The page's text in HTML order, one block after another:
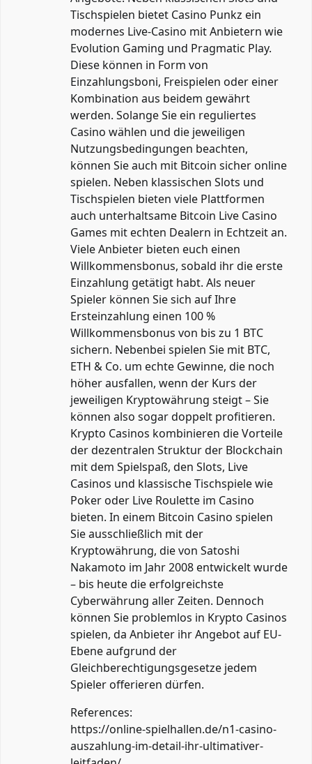
Tischspielen bietet Casino Punkz ein
modernes Live-Casino mit Anbietern wie
Evolution Gaming und Pragmatic Play.
Diese können in Form von
Einzahlungsboni, Freispielen oder einer
Kombination aus beidem gewährt
werden. Solange Sie ein reguliertes
Casino wählen und die jeweiligen
Nutzungsbedingungen beachten,
können Sie auch mit Bitcoin sicher online
spielen. Neben klassischen Slots und
Tischspielen bieten viele Plattformen
auch unterhaltsame Bitcoin Live Casino
Games mit echten Dealern in Echtzeit an.
Viele Anbieter bieten euch einen
Willkommensbonus, sobald ihr die erste
Einzahlung getätigt habt. Als neuer
Spieler können Sie sich auf Ihre
Ersteinzahlung einen 100 %
Willkommensbonus von bis zu 1 BTC
sichern. Nebenbei spielen Sie mit BTC,
ETH & Co. um echte Gewinne, die noch
höher ausfallen, wenn der Kurs der
jeweiligen Kryptowährung steigt – Sie
können also sogar doppelt profitieren.
Krypto Casinos kombinieren die Vorteile
der dezentralen Struktur der Blockchain
mit dem Spielspaß, den Slots, Live
Casinos und klassische Tischspiele wie
Poker oder Live Roulette im Casino
bieten. In einem Bitcoin Casino spielen
Sie ausschließlich mit der
Kryptowährung, die von Satoshi
Nakamoto im Jahr 2008 entwickelt wurde
– bis heute die erfolgreichste
Cyberwährung aller Zeiten. Dennoch
können Sie problemlos in Krypto Casinos
spielen, da Anbieter ihr Angebot auf EU-
Ebene aufgrund der
Gleichberechtigungsgesetze jedem
Spieler offerieren dürfen.
References:
https://online-spielhallen.de/n1-casino-
auszahlung-im-detail-ihr-ultimativer-